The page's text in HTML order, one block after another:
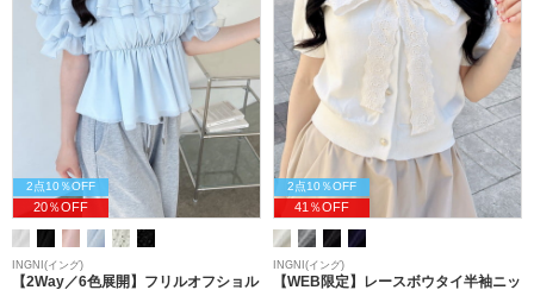
2点10％OFF
20％OFF
INGNI(イング)
【2Way／6色展開】フリルオフショル
2点10％OFF
41％OFF
INGNI(イング)
【WEB限定】レースボウタイ半袖ニッ